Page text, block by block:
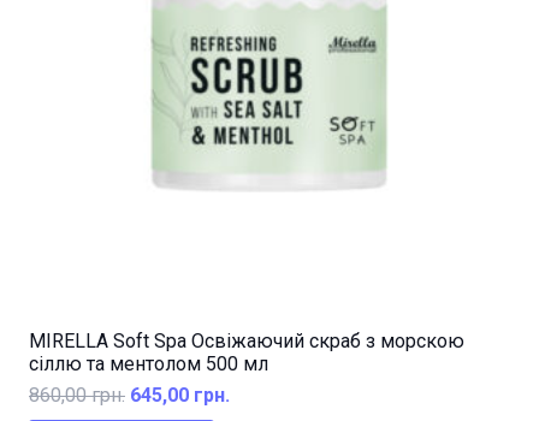
MIRELLA Soft Spa Освіжаючий скраб з морскою
сіллю та ментолом 500 мл
860,00грн. Оригінальна
645,00 грн.